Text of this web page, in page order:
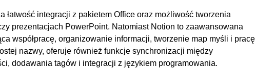
łatwość integracji z pakietem Office oraz możliwość tworzenia
prezentacjach PowerPoint. Natomiast Notion to zaawansowana
współpracę, organizowanie informacji, tworzenie map myśli i pracę
nazwy, oferuje również funkcje synchronizacji między
dodawania tagów i integracji z językiem programowania.